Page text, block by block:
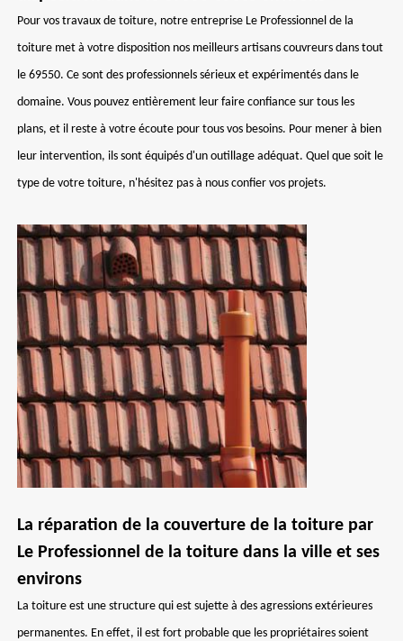
Pour vos travaux de toiture, notre entreprise Le Professionnel de la
toiture met à votre disposition nos meilleurs artisans couvreurs dans tout
le 69550. Ce sont des professionnels sérieux et expérimentés dans le
domaine. Vous pouvez entièrement leur faire confiance sur tous les
plans, et il reste à votre écoute pour tous vos besoins. Pour mener à bien
leur intervention, ils sont équipés d'un outillage adéquat. Quel que soit le
type de votre toiture, n'hésitez pas à nous confier vos projets.
La réparation de la couverture de la toiture par
Le Professionnel de la toiture dans la ville et ses
environs
La toiture est une structure qui est sujette à des agressions extérieures
permanentes. En effet, il est fort probable que les propriétaires soient